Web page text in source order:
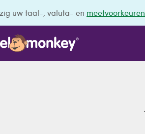
uw taal-, valuta- en meetvoorkeuren